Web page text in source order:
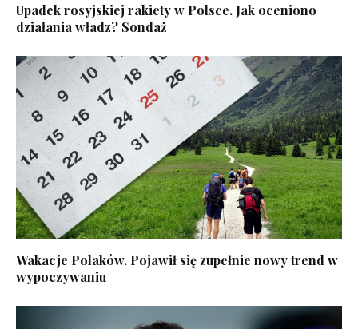
Upadek rosyjskiej rakiety w Polsce. Jak oceniono
działania władz? Sondaż
Wakacje Polaków. Pojawił się zupełnie nowy trend w
wypoczywaniu